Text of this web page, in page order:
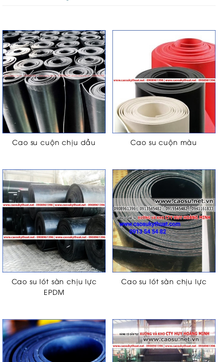
Cao su cuộn chịu dầu Cao su cuộn màu
Cao su lót sàn chịu lực
EPDM
Cao su lót sàn chịu lực